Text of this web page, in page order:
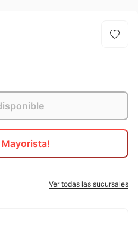
Mayorista!
Ver todas las sucursales